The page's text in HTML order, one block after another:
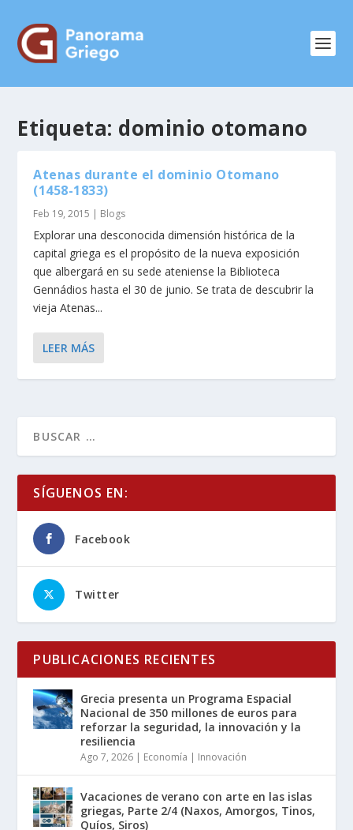
Etiqueta: dominio otomano
Atenas durante el dominio Otomano
(1458-1833)
Feb 19, 2015 | Blogs
Explorar una desconocida dimensión histórica de la
capital griega es el propósito de la nueva exposición
que albergará en su sede ateniense la Biblioteca
Gennádios hasta el 30 de junio. Se trata de descubrir la
vieja Atenas...
LEER MÁS
SÍGUENOS EN:
Facebook
Twitter
PUBLICACIONES RECIENTES
Grecia presenta un Programa Espacial
Nacional de 350 millones de euros para
reforzar la seguridad, la innovación y la
resiliencia
Ago 7, 2026 | Economía | Innovación
Vacaciones de verano con arte en las islas
griegas, Parte 2/4 (Naxos, Amorgos, Tinos,
Quíos, Siros)